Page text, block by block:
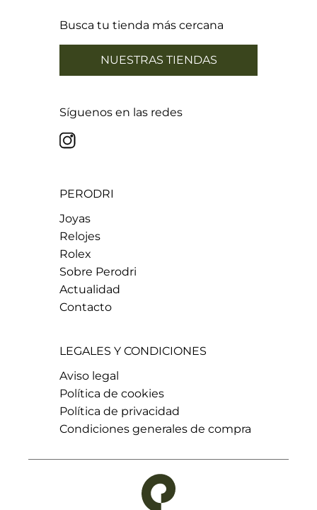
Busca tu tienda más cercana
NUESTRAS TIENDAS
Síguenos en las redes
PERODRI
Joyas
Relojes
Rolex
Sobre Perodri
Actualidad
Contacto
LEGALES Y CONDICIONES
Aviso legal
Política de cookies
Política de privacidad
Condiciones generales de compra